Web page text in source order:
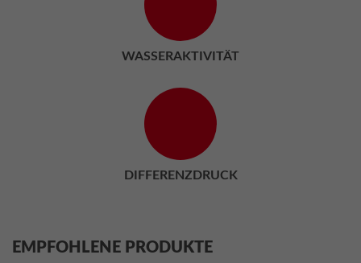
WASSERAKTIVITÄT
DIFFERENZDRUCK
EMPFOHLENE PRODUKTE